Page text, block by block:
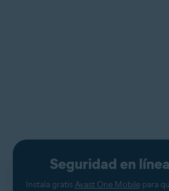
Seguridad en
Instala gratis Avast One Mobilepara